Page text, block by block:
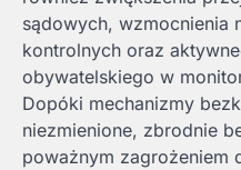
sądowych, wzmocnienia
kontrolnych oraz
obywatelskiego w
Dopóki mechanizmy
niezmienione, zbrodnie
poważnym zagrożeniem